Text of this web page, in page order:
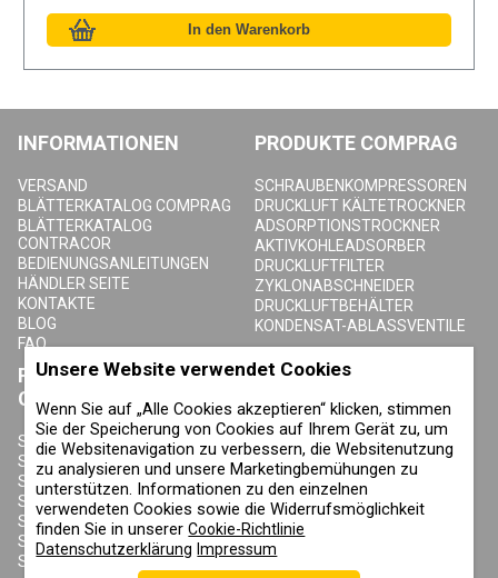
INFORMATIONEN
VERSAND
BLÄTTERKATALOG COMPRAG
BLÄTTERKATALOG
CONTRACOR
BEDIENUNGSANLEITUNGEN
HÄNDLER SEITE
KONTAKTE
BLOG
FAQ
PRODUKTE COMPRAG
SCHRAUBENKOMPRESSOREN
DRUCKLUFT KÄLTETROCKNER
ADSORPTIONSTROCKNER
AKTIVKOHLEADSORBER
DRUCKLUFTFILTER
ZYKLONABSCHNEIDER
DRUCKLUFTBEHÄLTER
KONDENSAT-ABLASSVENTILE
PRODUKTE
CONTRACOR
SANDSTRAHLGERÄTE
SANDSTRAHLHELME
SANDSTRAHLANZÜGE
SANDSTRAHLDÜSEN
SANDSTRAHLSCHLAUCH
SANDSTRAHLKUPPLUNGEN
SANDSTRAHLKABINEN
ÜBER COMPRAG
ÜBER UNS
URHEBERRECHT, MARKEN UND
SONSTIGE RECHTE
DATENSCHUTZERKLÄRUNG
COOKIE-RICHTLINIE
IMPRESSUM
Unsere Website verwendet Cookies
Wenn Sie auf „Alle Cookies akzeptieren“ klicken, stimmen
Sie der Speicherung von Cookies auf Ihrem Gerät zu, um
die Websitenavigation zu verbessern, die Websitenutzung
zu analysieren und unsere Marketingbemühungen zu
unterstützen. Informationen zu den einzelnen
verwendeten Cookies sowie die Widerrufsmöglichkeit
finden Sie in unsererCookie-Richtlinie
Datenschutzerklärung Impressum